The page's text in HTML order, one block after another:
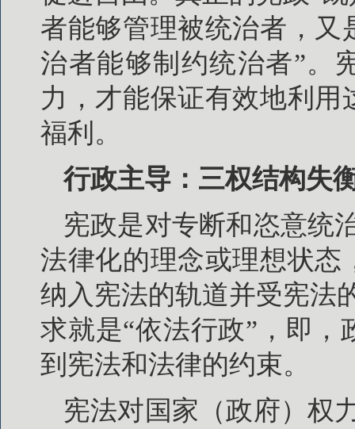
者能够管理被统治者，
治者能够制约统治者”。
力，才能保证有效地利
福利。
行政主导：三权结构失
宪政是对专断和恣意统
法律化的理念或理想状
纳入宪法的轨道并受宪法
求就是“依法行政”，即
到宪法和法律的约束。
宪法对国家（政府）权